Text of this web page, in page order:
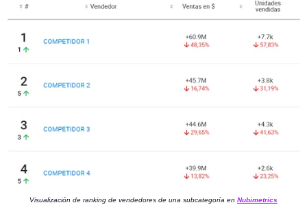
Visualización de ranking de vendedores de una subcategoría en Nubimetrics